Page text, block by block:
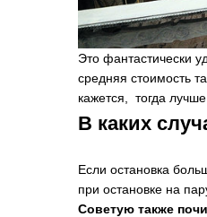
Это фантастически
средняя стоимость
кажется, тогда
В каких
Если остановка
при остановке на
Советую также